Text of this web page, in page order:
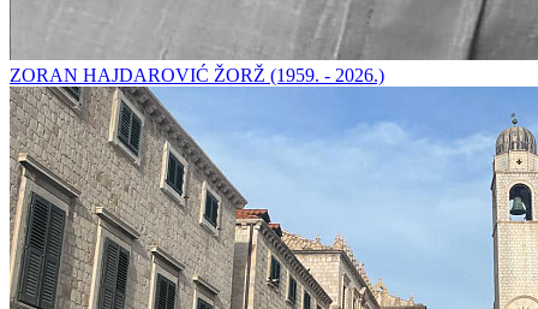
ZORAN HAJDAROVIĆ ŽORŽ (1959. - 2026.)